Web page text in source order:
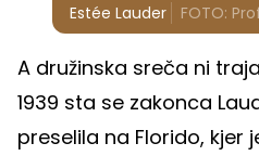
Estée Lauder FOTO:
A družinska sreča ni
1939 sta se zakonca
preselila na Florido, kjer